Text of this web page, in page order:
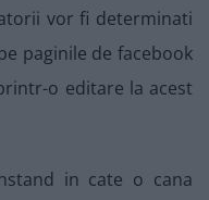
vor fi determinati
paginile de facebook
o editare la acest
in cate o cana